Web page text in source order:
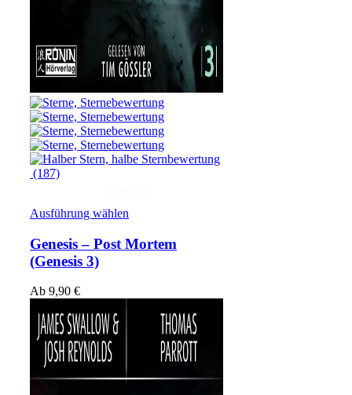
(187)
Ausführung wählen
Genesis – Post Mortem
(Genesis 3)
Ab 9,90 €